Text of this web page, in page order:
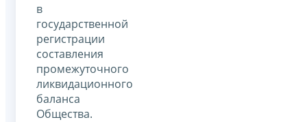
в
государственной
регистрации
составления
промежуточного
ликвидационного
баланса
Общества.